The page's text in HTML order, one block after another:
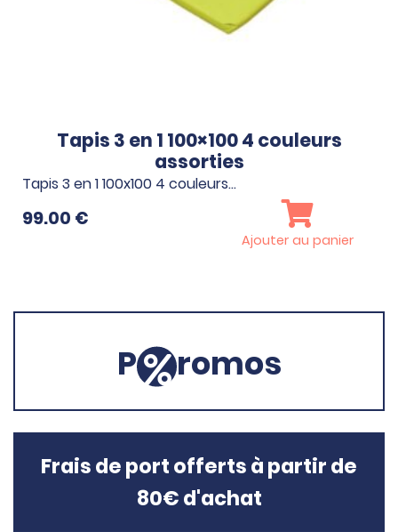
Tapis 3 en 1 100×100 4 couleurs
assorties
Tapis 3 en 1 100x100 4 couleurs…
99.00 €
Ajouter au panier
P romos
Frais de port offerts à partir de
80€ d'achat